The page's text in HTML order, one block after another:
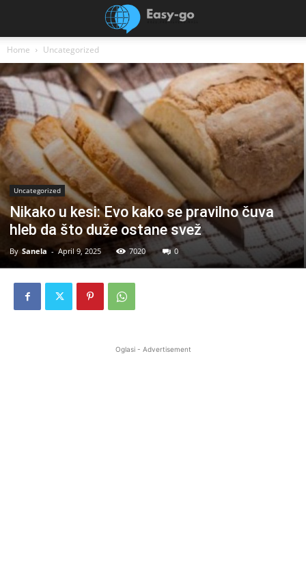
Home Uncategorized
Uncategorized
Nikako u kesi: Evo kako se pravilno čuva
hleb da što duže ostane svež
By Sanela - April 9, 2025 7020 0
Oglasi - Advertisement